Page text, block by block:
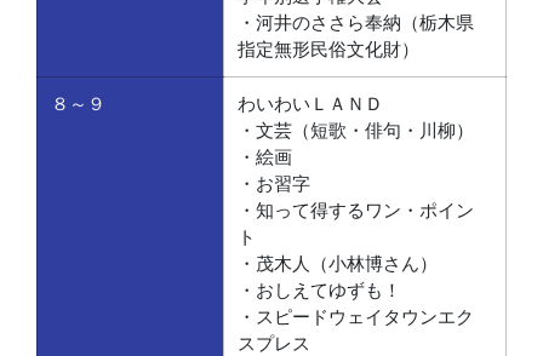
・河井のささら奉納（栃木県
指定無形民俗文化財）
８～９
わいわいＬＡＮＤ
・文芸（短歌・俳句・川柳）
・絵画
・お習字
・知って得するワン・ポイン
ト
・茂木人（小林博さん）
・おしえてゆずも！
・スピードウェイタウンエク
スプレス